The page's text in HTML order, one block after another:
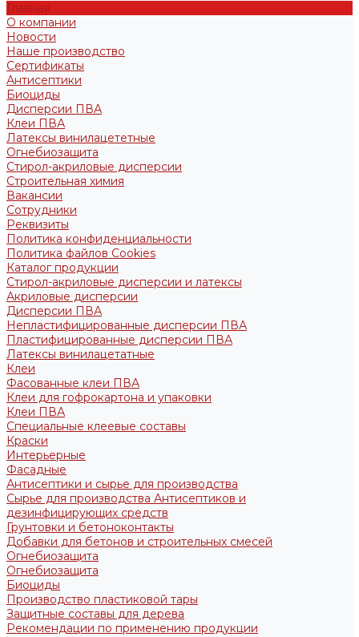
Главная
О компании
Новости
Наше производство
Сертификаты
Антисептики
Биоциды
Дисперсии ПВА
Клеи ПВА
Латексы винилацететные
Огнебиозащита
Стирол-акриловые дисперсии
Строительная химия
Вакансии
Сотрудники
Реквизиты
Политика конфиденциальности
Политика файлов Cookies
Каталог продукции
Стирол-акриловые дисперсии и латексы
Акриловые дисперсии
Дисперсии ПВА
Непластифицированные дисперсии ПВА
Пластифицированные дисперсии ПВА
Латексы винилацетатные
Клеи
Фасованные клеи ПВА
Клеи для гофрокартона и упаковки
Клеи ПВА
Специальные клеевые составы
Краски
Интерьерные
Фасадные
Антисептики и сырье для производства
Сырье для производства Антисептиков и
дезинфицирующих средств
Грунтовки и бетоноконтакты
Добавки для бетонов и строительных смесей
Огнебиозащита
Огнебиозащита
Биоциды
Производство пластиковой тары
Защитные составы для дерева
Рекомендации по применению продукции